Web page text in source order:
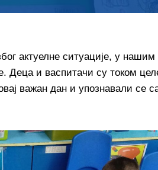
актуелне ситуације, у
Деца и васпитачи су током
важан дан и упознавали се